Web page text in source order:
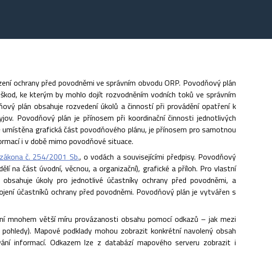
ochrany před povodněmi ve správním obvodu ORP. Povodňový plán
ke kterým by mohlo dojít rozvodněním vodních toků ve správním
plán obsahuje rozvedení úkolů a činností při provádění opatření k
Povodňový plán je přínosem při koordinační činnosti jednotlivých
grafická část povodňového plánu, je přínosem pro samotnou
i v době mimo povodňové situace.
č. 254/2001 Sb., o vodách a souvisejícími předpisy. Povodňový
část úvodní, věcnou, a organizační), grafické a příloh. Pro vlastní
úkoly pro jednotlivé účastníky ochrany před povodněmi, a
účastníků ochrany před povodněmi. Povodňový plán je vytvářen s
mnohem větší míru provázanosti obsahu pomocí odkazů – jak mezi
Mapové podklady mohou zobrazit konkrétní navolený obsah
informací. Odkazem lze z databází mapového serveru zobrazit i